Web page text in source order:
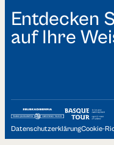
Entdecken
auf Ihre
DatenschutzerklärungCookie-